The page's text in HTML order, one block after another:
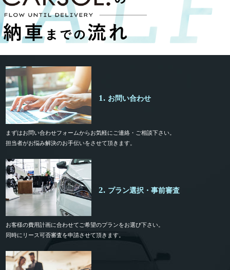
1. お問い合わせ
まずはお問い合わせフォームからお気軽にご連絡・ご相談下さい。
担当者がお悩み解決のお手伝いをさせて頂きます。
2. プラン選択・事前審査
お客様の費用計画に合わせてご希望のプランをお選び下さい。
同時にリース可否審査を申請させて頂きます。